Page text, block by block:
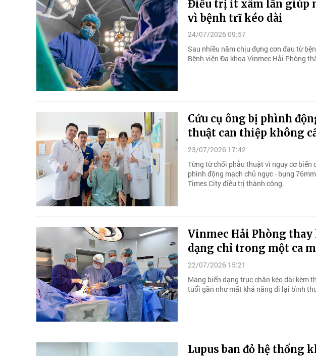
Điều trị ít xâm lấn giúp
vì bệnh trĩ kéo dài
24/07/2026 09:57
Sau nhiều năm chịu đựng cơn đau từ
Bệnh viện Đa khoa Vinmec Hải Phòng
Cứu cụ ông bị phình
thuật can thiệp không
23/07/2026 17:42
Từng từ chối phẫu thuật vì nguy cơ biến
phình động mạch chủ ngực - bụng
Times City điều trị thành công.
Vinmec Hải Phòng
dạng chỉ trong một ca
22/07/2026 15:21
Mang biến dạng trục chân kéo dài kèm
tuổi gần như mất khả năng đi lại bình
Lupus ban đỏ hệ thống